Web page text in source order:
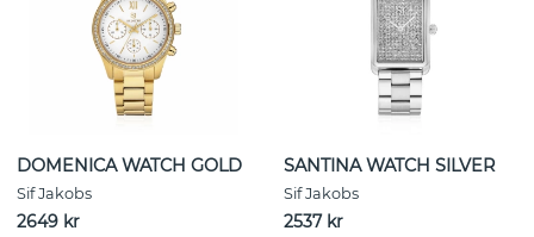
DOMENICA WATCH GOLD
Sif Jakobs
2649 kr
SANTINA WATCH SILVER
Sif Jakobs
2537 kr